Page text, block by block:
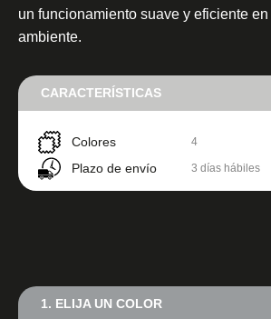
un funcionamiento suave y eficiente
ambiente.
CARACTERÍSTICAS
Colores 4
Plazo de envío 3 días hábiles
1. ELIJA UN COLOR